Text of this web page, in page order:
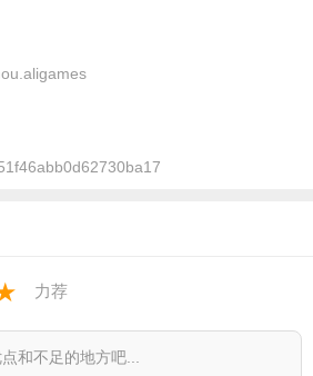
险，并结合全新的乐器、宠物等系统设
玩家在闯关过程中，获得全新的目标、
：
趣
音符在指尖跃动，尽情享受音乐与演奏
少年】【飞鸟和蝉】【无人之岛】
力荐